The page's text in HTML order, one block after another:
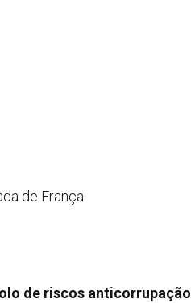
de França
de riscos anticorrupação